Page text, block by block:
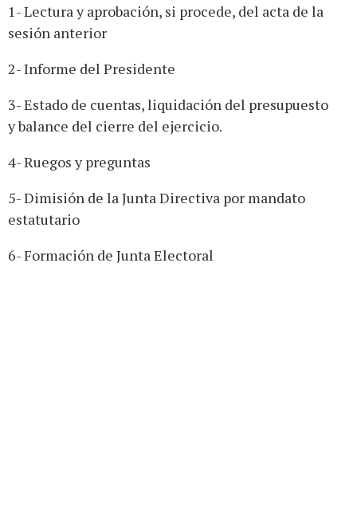
1- Lectura y aprobación, si procede, del acta de la
sesión anterior
2- Informe del Presidente
3- Estado de cuentas, liquidación del presupuesto
y balance del cierre del ejercicio.
4- Ruegos y preguntas
5- Dimisión de la Junta Directiva por mandato
estatutario
6- Formación de Junta Electoral